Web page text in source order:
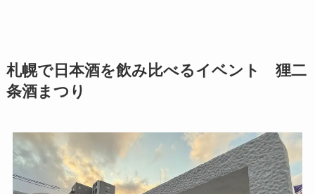
札幌で日本酒を飲み比べるイベント 狸二
条酒まつり